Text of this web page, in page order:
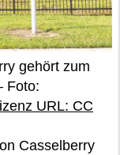
gehört zum
Foto:
URL: CC
Casselberry